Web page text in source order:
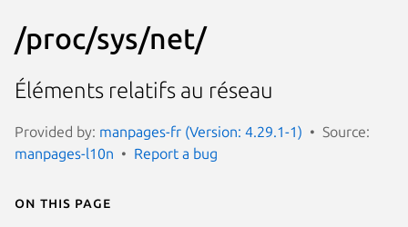
/proc/sys/net/
Éléments relatifs au réseau
Provided by: manpages-fr (Version: 4.29.1-1)
Source:
manpages-l10n
Report a bug
On this page